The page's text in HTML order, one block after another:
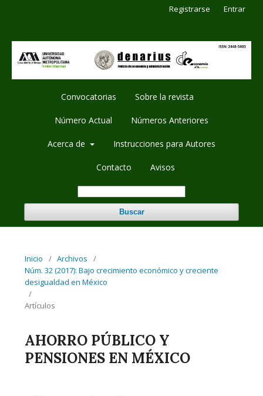
Convocatorias Sobre la revista
Número Actual Números Anteriores
Acerca de Instrucciones para Autores
Contacto Avisos
Buscar
Registrarse Entrar
Inicio / Archivos
/
Núm. 32 (2017): Bajo crecimiento económico y creciente
desigualdad en México
/
Artículos
AHORRO PÚBLICO Y
PENSIONES EN MÉXICO